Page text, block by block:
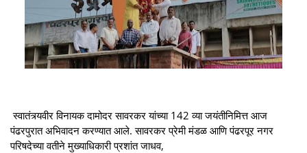
स्वातंत्र्यवीर विनायक दामोदर सावरकर यांच्या 142 व्या जयंतीनिमित्त आज
पंढरपुरात अभिवादन करण्यात आले. सावरकर प्रेमी मंडळ आणि पंढरपूर नगर
परिषदेच्या वतीने मुख्याधिकारी प्रशांत जाधव,